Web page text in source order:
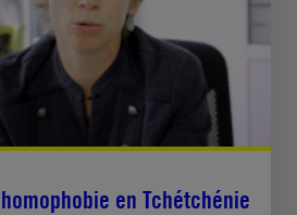
en Tchétchénie